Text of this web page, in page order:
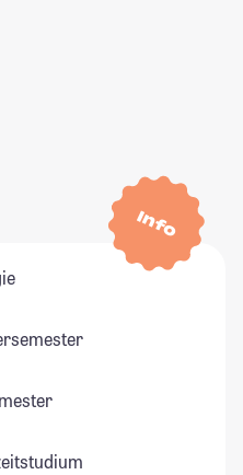
Info